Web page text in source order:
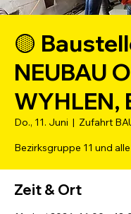
🟡
NEUBAU
WYHLEN,
Do., 11. Juni
  |
Zufahrt
Bezirksgruppe 11 und
Zeit & Ort